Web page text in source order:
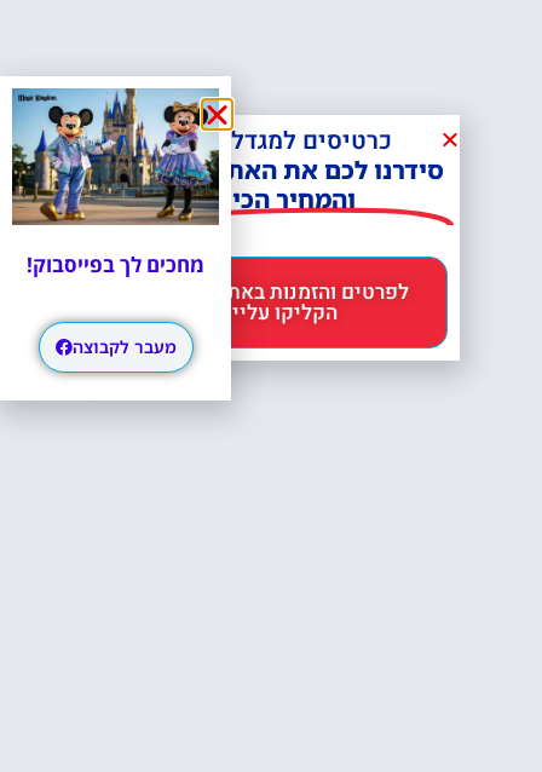
כרטיסים למגדל אייפל?
סידרנו לכם את האתר הכי אמין -
והמחיר הכי זול!
הקליקו עליי 😊
מחכים לך בפייסבוק!
מעבר לקבוצה